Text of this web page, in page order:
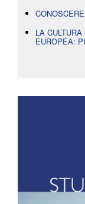
LA
EUROPEA: